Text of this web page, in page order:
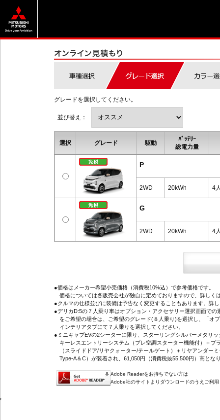
グレードを選択してください。
並び替え：
選択 グレード 駆動
ﾊﾞｯﾃﾘｰ
総電力量
P
2WD 20kWh 4
G
2WD 20kWh 4
●価格はメーカー希望小売価格（消費税10%込）で参考価格です。
価格については各販売会社が独自に定めておりますので、詳しく
●クルマの仕様並びに装備は予告なく変更することもあります。詳
●デリカD:5の７人乗り車はオプション・アクセサリー選択画面での
をご希望の場合は、ご希望のグレード(８人乗り)を選択し、「オ
インテリアタブにて７人乗りを選択してください。
●ミニキャブEVの2シーターに限り、スターリングシルバーメタリ
キーレスエントリーシステム（プレ空調スターター機能付）＋プ
（スライドドア/リヤクォーター/テールゲート）＋リヤアンダー
Type-A＆C）が装着され、61,050円（消費税抜55,500円）高とな
Adobe Readerをお持ちでない方は
Adobe社のサイトよりダウンロードのうえご利
'